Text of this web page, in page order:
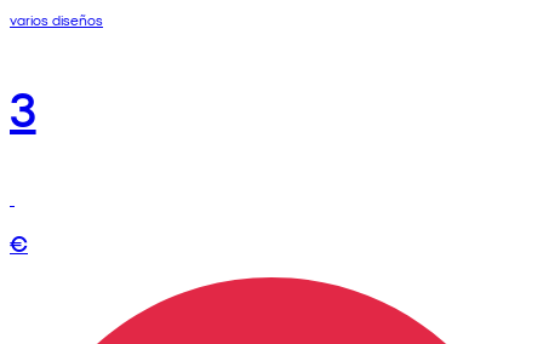
varios diseños
3
€